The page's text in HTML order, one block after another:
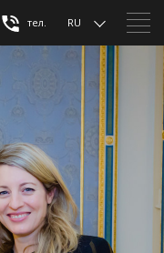
тел. RU